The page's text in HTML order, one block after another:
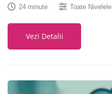
24 minute Toate Nivelele
Vezi Detalii